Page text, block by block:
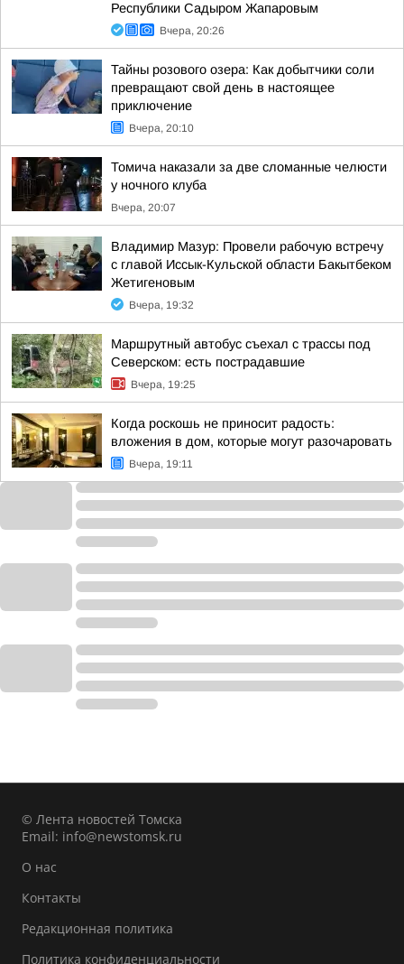
Республики Садыром Жапаровым
Вчера, 20:26
Тайны розового озера: Как добытчики соли
превращают свой день в настоящее
приключение
Вчера, 20:10
Томича наказали за две сломанные челюсти
у ночного клуба
Вчера, 20:07
Владимир Мазур: Провели рабочую встречу
с главой Иссык-Кульской области Бакытбеком
Жетигеновым
Вчера, 19:32
Маршрутный автобус съехал с трассы под
Северском: есть пострадавшие
Вчера, 19:25
Когда роскошь не приносит радость:
вложения в дом, которые могут разочаровать
Вчера, 19:11
© Лента новостей Томска
Email: info@newstomsk.ru
О нас
Контакты
Редакционная политика
Политика конфиденциальности